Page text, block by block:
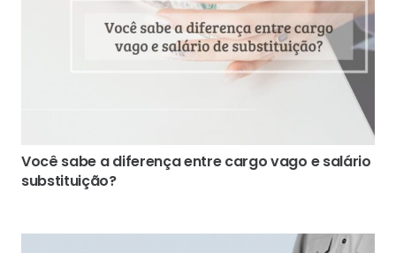
Você sabe a diferença entre cargo vago e salário
substituição?